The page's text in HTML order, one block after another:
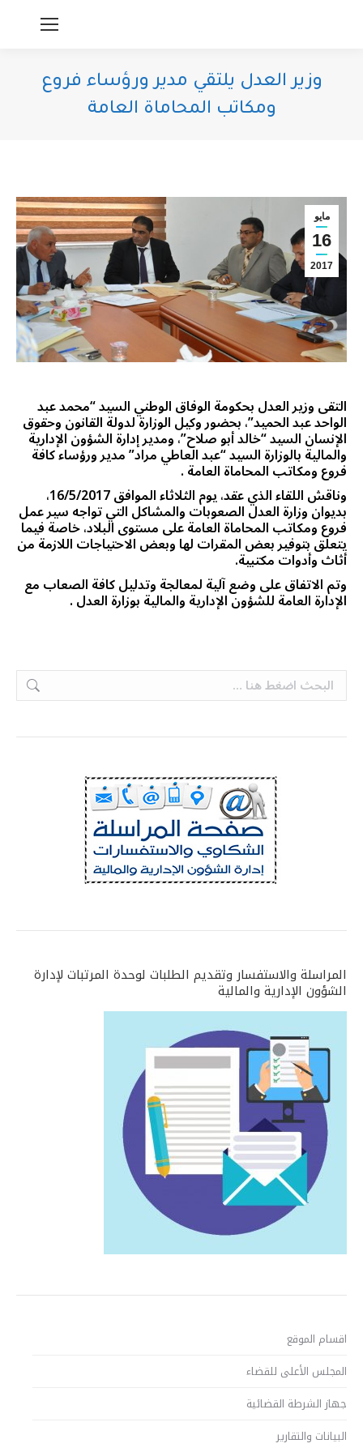
وزير العدل يلتقي مدير ورؤساء فروع
ومكاتب المحاماة العامة
مايو
16
2017
التقى وزير العدل بحكومة الوفاق الوطني السيد “محمد عبد
الواحد عبد الحميد”، بحضور وكيل الوزارة لدولة القانون وحقوق
الإنسان السيد “خالد أبو صلاح”، ومدير إدارة الشؤون الإدارية
والمالية بالوزارة السيد “عبد العاطي مراد” مدير ورؤساء كافة
فروع ومكاتب المحاماة العامة .
وناقش اللقاء الذي عقد، يوم الثلاثاء الموافق 16/5/2017،
بديوان وزارة العدل الصعوبات والمشاكل التي تواجه سير عمل
فروع ومكاتب المحاماة العامة على مستوى البلاد، خاصة فيما
يتعلق بتوفير بعض المقرات لها وبعض الاحتياجات اللازمة من
أثاث وأدوات مكتبية.
وتم الاتفاق على وضع آلية لمعالجة وتدليل كافة الصعاب مع
الإدارة العامة للشؤون الإدارية والمالية بوزارة العدل .
Search:
المراسلة والاستفسار وتقديم الطلبات لوحدة المرتبات لإدارة
الشؤون الإدارية والمالية
اقسام الموقع
المجلس الأعلى للقضاء
جهاز الشرطة القضائية
البيانات والتقارير